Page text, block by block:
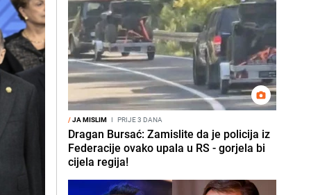
/JA MISLIM I PRIJE 3 DANA
Dragan Bursać: Zamislite da je policija iz
Federacije ovako upala u RS - gorjela bi
cijela regija!